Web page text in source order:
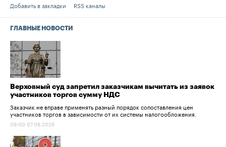
Добавить в закладки
RSS каналы
ГЛАВНЫЕ НОВОСТИ
Верховный суд запретил заказчикам вычитать из заявок
участников торгов сумму НДС
Заказчик не вправе применять разный порядок сопоставления цен
участников торгов в зависимости от их системы налогообложения.
09:00 07.08.2026